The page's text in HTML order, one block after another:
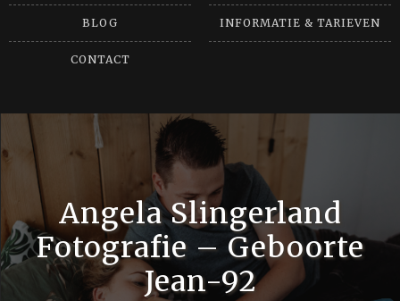
BLOG INFORMATIE & TARIEVEN
CONTACT
Angela Slingerland
Fotografie – Geboorte
Jean-92